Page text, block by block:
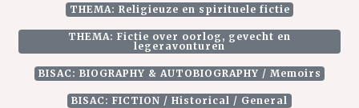
THEMA: Religieuze en spirituele fictie
THEMA: Fictie over oorlog, gevecht en
legeravonturen
BISAC: BIOGRAPHY & AUTOBIOGRAPHY / Memoirs
BISAC: FICTION / Historical / General